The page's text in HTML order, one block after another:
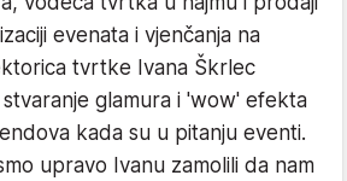
evenata i vjenčanja na
tvrtke Ivana Škrlec
glamura i 'wow' efekta
kada su u pitanju eventi.
upravo Ivanu zamolili da nam